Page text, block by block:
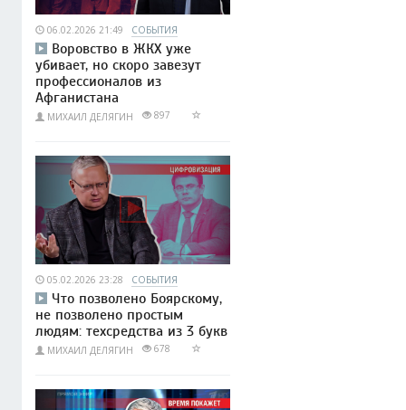
06.02.2026 21:49 СОБЫТИЯ
Воровство в ЖКХ уже
убивает, но скоро завезут
профессионалов из
Афганистана
МИХАИЛ ДЕЛЯГИН 897
05.02.2026 23:28 СОБЫТИЯ
Что позволено Боярскому,
не позволено простым
людям: техсредства из 3 букв
МИХАИЛ ДЕЛЯГИН 678